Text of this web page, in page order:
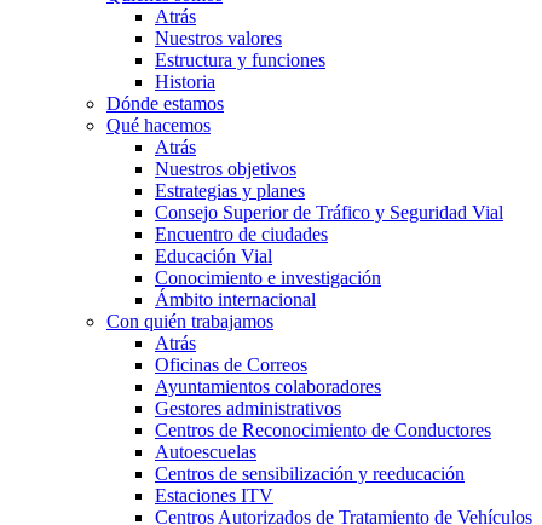
Atrás
Nuestros valores
Estructura y funciones
Historia
Dónde estamos
Qué hacemos
Atrás
Nuestros objetivos
Estrategias y planes
Consejo Superior de Tráfico y Seguridad Vial
Encuentro de ciudades
Educación Vial
Conocimiento e investigación
Ámbito internacional
Con quién trabajamos
Atrás
Oficinas de Correos
Ayuntamientos colaboradores
Gestores administrativos
Centros de Reconocimiento de Conductores
Autoescuelas
Centros de sensibilización y reeducación
Estaciones ITV
Centros Autorizados de Tratamiento de Vehículos